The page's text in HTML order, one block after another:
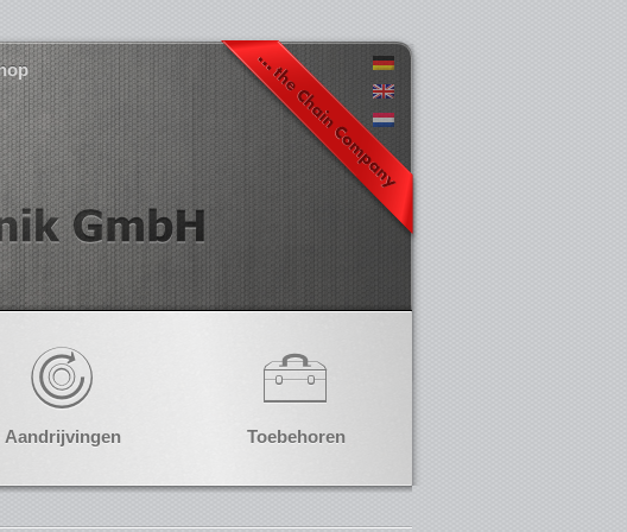
Aandrijvingen Toebehoren